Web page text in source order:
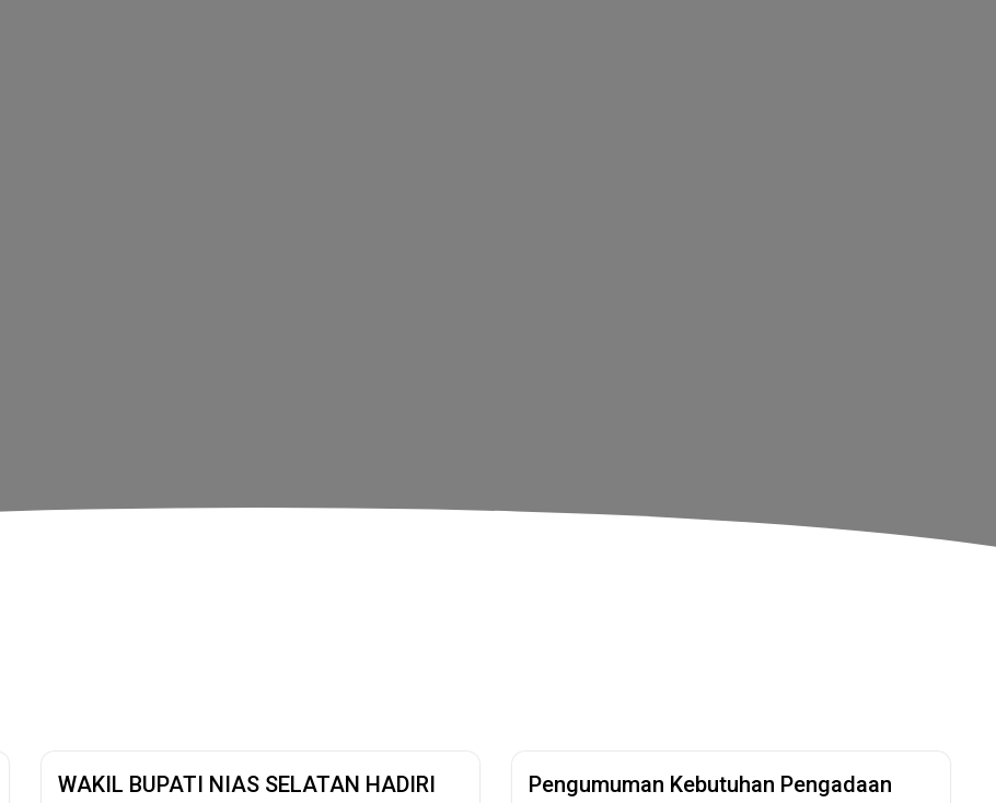
WAKIL BUPATI NIAS SELATAN HADIRI
Pengumuman Kebutuhan Pengadaan